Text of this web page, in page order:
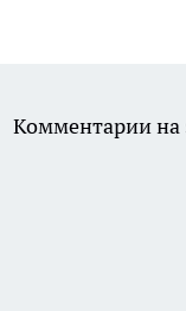
Комментарии на